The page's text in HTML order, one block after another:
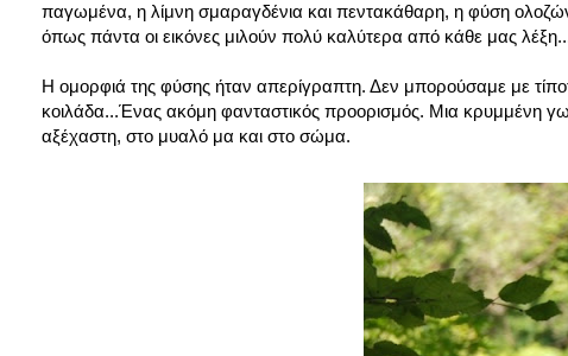
παγωμένα, η λίμνη σμαραγδένια και πεντακάθαρη, η φύση
όπως πάντα οι εικόνες μιλούν πολύ καλύτερα από κάθε μας
Η ομορφιά της φύσης ήταν απερίγραπτη. Δεν μπορούσαμε με
κοιλάδα...Ένας ακόμη φανταστικός προορισμός. Μια κρυμμένη
αξέχαστη, στο μυαλό μα και στο σώμα.